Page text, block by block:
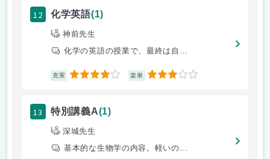
12 化学英語(1)
神前先生
化学の英語の授業で、最終は自...
充実 4 楽単 3
13 特別講義A(1)
深城先生
基本的な生物学の内容。軽いの...